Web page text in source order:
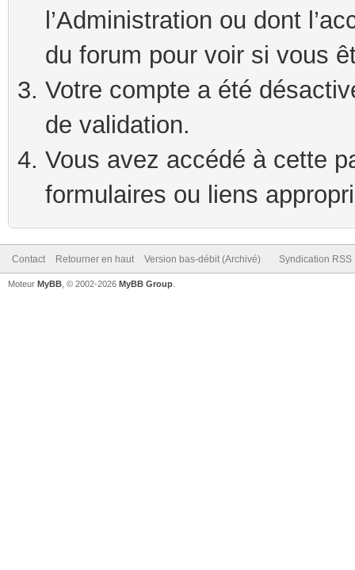
l’Administration ou dont
du forum pour voir si vous
Votre compte a été
de validation.
Vous avez accédé à cette
formulaires ou liens
Contact Retourner en haut Version bas-débit (Archivé) Syndication RSS
Moteur MyBB , © 2002-2026 MyBB Group